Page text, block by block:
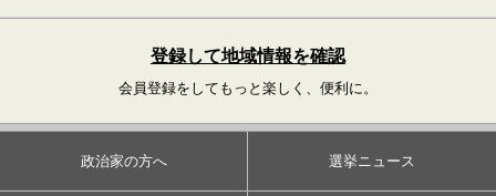
登録して地域情報を確認
会員登録をしてもっと楽しく、便利に。
政治家の方へ 選挙ニュース